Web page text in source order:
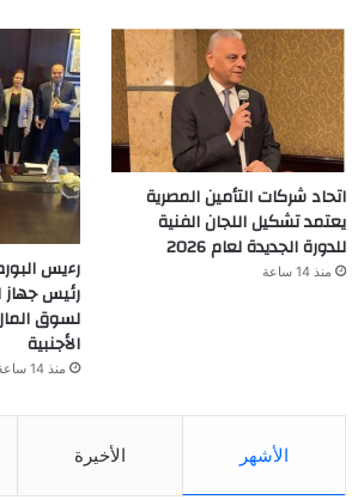
اتحاد شركات التأمين المصرية
يعتمد تشكيل اللجان الفنية
للدورة الجديدة لعام 2026
منذ 14 ساعة
رءيس
رئيس جهاز
لسوق
الأجنبية
منذ 14 ساعة
الأشهر الأخيرة